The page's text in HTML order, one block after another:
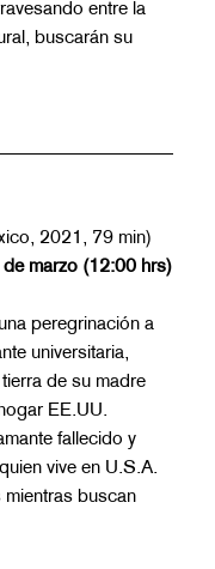
entre la
buscarán su
2021, 79 min)
marzo (12:00 hrs)
peregrinación a
universitaria,
de su madre
EE.UU.
fallecido y
vive en U.S.A.
mientras buscan